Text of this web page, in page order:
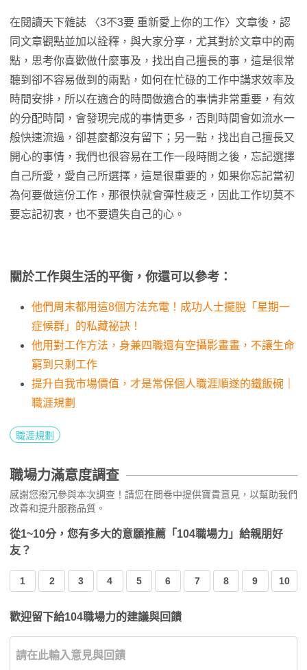
在閱讀天下雜誌 〈3不3要 重新愛上你的工作〉文章後，認
同文章觀點並加以詮釋，與大家分享，尤其對於文章中的兩
點，思考你喜歡做什麼事及，找出自己擅長的事，這是很常
聽到卻不容易做到的兩點，如何在忙碌的工作中講求效率及
時間安排，所以在適合的時間做適合的事情非常重要，有效
的分配時間，會發現完成的事情更多，否則時間會如流水一
般快速流過，卻甚麼都沒有留下；另一點，找出自己擅長又
開心的事情，我們也很容易在工作一段時間之後，忘記選擇
自己所愛，愛自己所選擇，這是很重要的，如果你忘記當初
為何要做這份工作，那很快就會彈性疲乏，因此工作切莫不
要忘記初衷，也不要遺失自己的心。
關於工作與生活的平衡，你還可以參考：
他們周末都用這8個方法充電！成功人士擺脫「星期一
症候群」的私藏祕訣！
他用對工作方法，身兼四職還有空攝影畫畫，不讓生命
窮到只剩工作
提升自我市場價值，才是常保個人職涯順遂的鐵飯碗｜
職涯規劃
職涯規劃
職場力滿意度調查
感謝您撥冗參與本次調查！請您在問卷中提供寶貴意見，以幫助我們
改善和提升服務品質。
從1~10分，您有多大的意願推薦「104職場力」給親朋好
友？
1 2 3 4 5 6 7 8 9 10
歡迎留下給104職場力的建議與回饋